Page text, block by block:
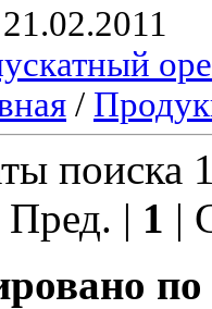
/
поиска
| 1 |
по